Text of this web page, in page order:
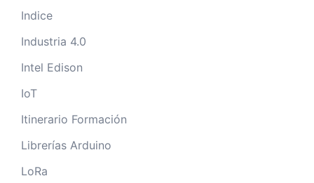
Indice
Industria 4.0
Intel Edison
IoT
Itinerario Formación
Librerías Arduino
LoRa